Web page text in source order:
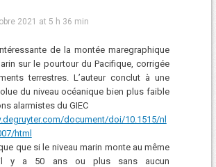
2021 at 5 h 36 min
de la montée maregraphique
sur le pourtour du Pacifique, corrigée
terrestres. L’auteur conclut à une
du niveau océanique bien plus faible
alarmistes du GIEC
document/doi/10.1515/nl
html
que si le niveau marin monte au même
y a 50 ans ou plus sans aucun